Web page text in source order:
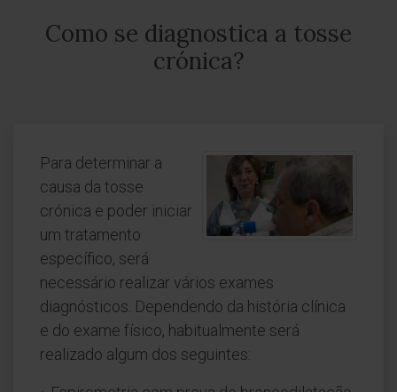
Como se diagnostica a tosse
crónica?
Para determinar a
causa da tosse
crónica e poder iniciar
um tratamento
específico, será
necessário realizar vários exames
diagnósticos. Dependendo da história clínica
e do exame físico, habitualmente será
realizado algum dos seguintes: